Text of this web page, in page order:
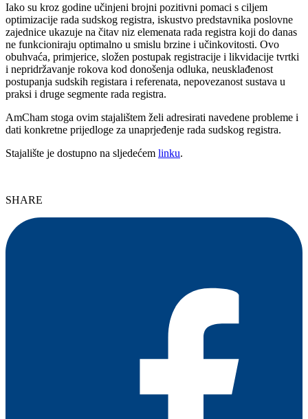
Iako su kroz godine učinjeni brojni pozitivni pomaci s ciljem
optimizacije rada sudskog registra, iskustvo predstavnika poslovne
zajednice ukazuje na čitav niz elemenata rada registra koji do danas
ne funkcioniraju optimalno u smislu brzine i učinkovitosti. Ovo
obuhvaća, primjerice, složen postupak registracije i likvidacije tvrtki
i nepridržavanje rokova kod donošenja odluka, neusklađenost
postupanja sudskih registara i referenata, nepovezanost sustava u
praksi i druge segmente rada registra.
AmCham stoga ovim stajalištem želi adresirati navedene probleme i
dati konkretne prijedloge za unaprjeđenje rada sudskog registra.
Stajalište je dostupno na sljedećem linku.
SHARE